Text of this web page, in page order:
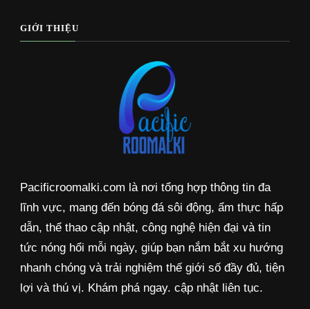
GIỚI THIỆU
Pacificroomalki.com là nơi tổng hợp thông tin đa
lĩnh vực, mang đến bóng đá sôi động, ẩm thực hấp
dẫn, thể thao cập nhật, công nghệ hiện đại và tin
tức nóng hổi mỗi ngày, giúp bạn nắm bắt xu hướng
nhanh chóng và trải nghiệm thế giới số đầy đủ, tiện
lợi và thú vị. Khám phá ngay. cập nhật liên tục.